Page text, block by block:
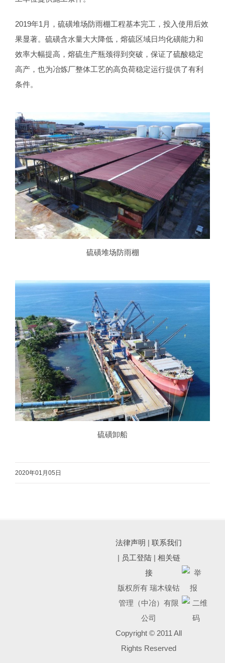
2019年1月，硫磺堆场防雨棚工程基本完工，投入使用后效
果显著。硫磺含水量大大降低，熔硫区域日均化磺能力和
效率大幅提高，熔硫生产瓶颈得到突破，保证了硫酸稳定
高产，也为冶炼厂整体工艺的高负荷稳定运行提供了有利
条件。
硫磺堆场防雨棚
硫磺卸船
2020年01月05日
法律声明 |联系我们
| 员工登陆| 相关链
接
版权所有 瑞木镍钴
管理（中冶）有限
公司
Copyright © 2011 All
Rights Reserved